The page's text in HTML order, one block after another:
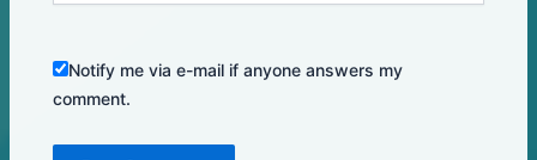
Notify me via e-mail if anyone answers my
comment.